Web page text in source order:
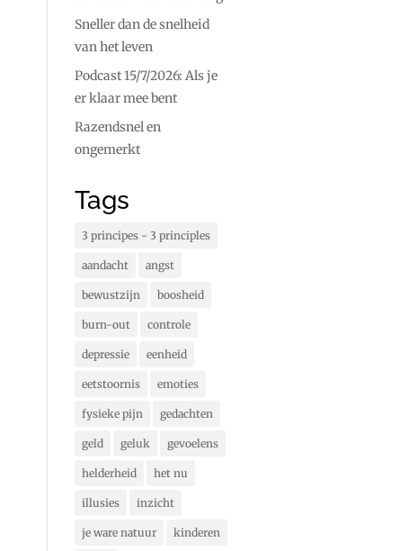
Sneller dan de snelheid
van het leven
Podcast 15/7/2026: Als je
er klaar mee bent
Razendsnel en
ongemerkt
Tags
3 principes - 3 principles
aandacht angst
bewustzijn boosheid
burn-out controle
depressie eenheid
eetstoornis emoties
fysieke pijn gedachten
geld geluk gevoelens
helderheid het nu
illusies inzicht
je ware natuur kinderen